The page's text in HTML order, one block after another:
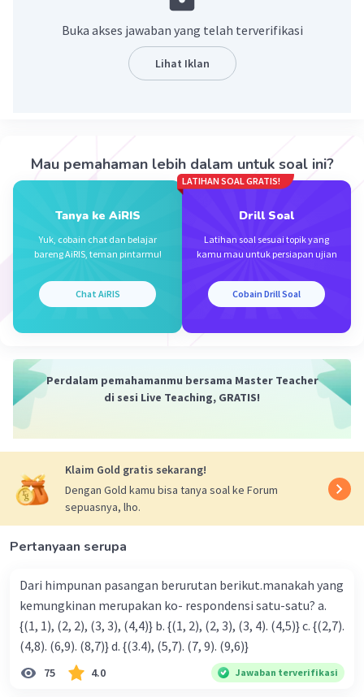
Iklan
Buka akses jawaban yang telah terverifikasi
Lihat Iklan
Mau pemahaman lebih dalam untuk soal ini?
Tanya ke AiRIS
Yuk, cobain chat dan belajar
bareng AiRIS, teman pintarmu!
Chat AiRIS
LATIHAN SOAL GRATIS!
Drill Soal
Latihan soal sesuai topik yang
kamu mau untuk persiapan ujian
Cobain Drill Soal
Perdalam pemahamanmu bersama Master Teacher
di sesi Live Teaching, GRATIS!
Klaim Gold gratis sekarang!
Dengan Gold kamu bisa tanya soal ke Forum
sepuasnya, lho.
Pertanyaan serupa
Dari himpunan pasangan berurutan berikut.manakah yang
kemungkinan merupakan ko- respondensi satu-satu? a.
{(1, 1), (2, 2), (3, 3), (4,4)} b. {(1, 2), (2, 3), (3, 4). (4,5)} c. {(2,7).
(4,8). (6,9). (8,7)} d. {(3.4), (5,7). (7, 9). (9,6)}
75 4.0 Jawaban terverifikasi